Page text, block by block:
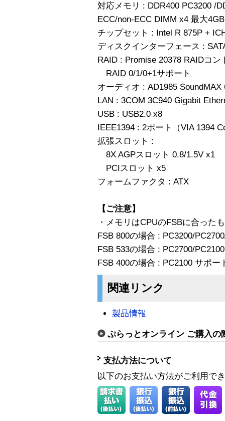
対応メモリ : DDR400 PC3200 /
ECC/non-ECC DIMM x4 最大4GB
チップセット : Intel R 875P +
ディスクインターフェース :
RAID : Promise 20378 RAIDコ
RAID 0/1/0+1サポート
オーディオ : AD1985
LAN : 3COM 3C940 Gigabit
USB : USB2.0 x8
IEEE1394 : 2ポート（VIA 1394
拡張スロット :
8X AGPスロット 0.8/1.5V x1
PCIスロット x5
フォームファクタ : ATX
【ご注意】
・メモリはCPUのFSBに合った
FSB 800の場合 : PC3200/
FSB 533の場合 : PC2700/
FSB 400の場合 : PC2100 サポー
関連リンク
製品情報
ぷらっとオンライン ご購入の
支払方法について
以下のお支払い方法がご利用で